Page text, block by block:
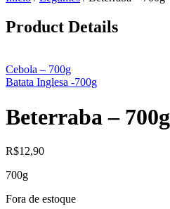
Product Details
Cebola – 700g
Batata Inglesa -700g
Beterraba – 700g
R$12,90
700g
Fora de estoque